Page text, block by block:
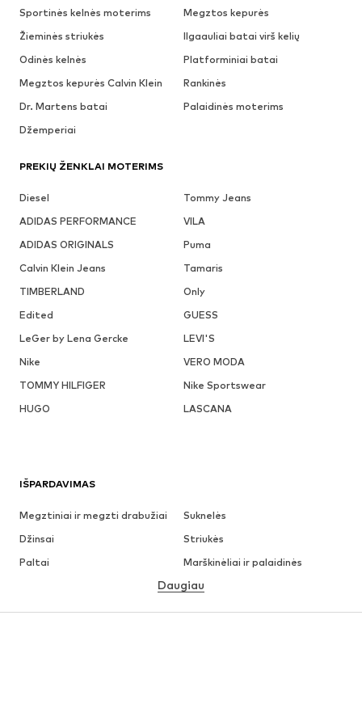
Sportinės kelnės moterims
Megztos kepurės
Žieminės striukės
Ilgaauliai batai virš kelių
Odinės kelnės
Platforminiai batai
Megztos kepurės Calvin Klein
Rankinės
Dr. Martens batai
Palaidinės moterims
Džemperiai
PREKIŲ ŽENKLAI MOTERIMS
Diesel
Tommy Jeans
ADIDAS PERFORMANCE
VILA
ADIDAS ORIGINALS
Puma
Calvin Klein Jeans
Tamaris
TIMBERLAND
Only
Edited
GUESS
LeGer by Lena Gercke
LEVI'S
Nike
VERO MODA
TOMMY HILFIGER
Nike Sportswear
HUGO
LASCANA
IŠPARDAVIMAS
Megztiniai ir megzti drabužiai
Suknelės
Džinsai
Striukės
Paltai
Marškinėliai ir palaidinės
Apatiniai
Sijonai
Palaidinės ir tunikos
Daugiau